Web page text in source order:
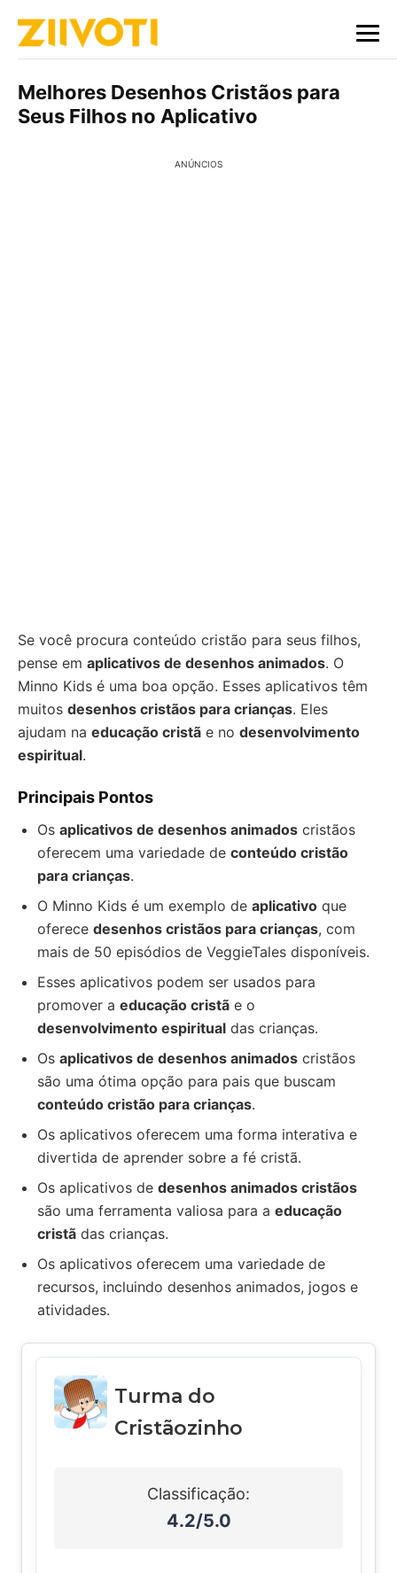
Melhores Desenhos Cristãos para
Seus Filhos no Aplicativo
ANÚNCIOS
Se você procura conteúdo cristão para seus filhos,
pense em aplicativos de desenhos animados. O
Minno Kids é uma boa opção. Esses aplicativos têm
muitos desenhos cristãos para crianças. Eles
ajudam na educação cristã e no desenvolvimento
espiritual.
Principais Pontos
Os aplicativos de desenhos animados cristãos
oferecem uma variedade de conteúdo cristão
para crianças.
O Minno Kids é um exemplo de aplicativo que
oferece desenhos cristãos para crianças, com
mais de 50 episódios de VeggieTales disponíveis.
Esses aplicativos podem ser usados para
promover a educação cristã e o
desenvolvimento espiritual das crianças.
Os aplicativos de desenhos animados cristãos
são uma ótima opção para pais que buscam
conteúdo cristão para crianças.
Os aplicativos oferecem uma forma interativa e
divertida de aprender sobre a fé cristã.
Os aplicativos de desenhos animados cristãos
são uma ferramenta valiosa para a educação
cristã das crianças.
Os aplicativos oferecem uma variedade de
recursos, incluindo desenhos animados, jogos e
atividades.
Turma do
Cristãozinho
Classificação:
4.2/5.0